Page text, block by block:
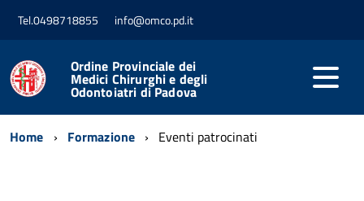
Tel.0498718855 info@omco.pd.it
Ordine Provinciale dei
Medici Chirurghi e degli
Odontoiatri di Padova
Home Formazione Eventi patrocinati